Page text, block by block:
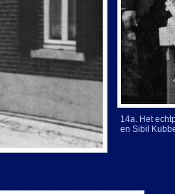
14a. Het
en Sibil